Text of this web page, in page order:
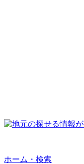
ホーム・検索